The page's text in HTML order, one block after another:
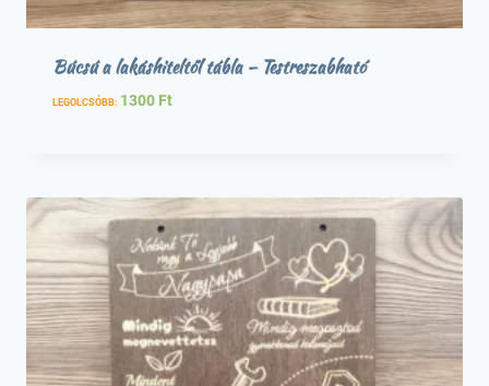
Búcsú a lakáshiteltől tábla – Testreszabható
LEGOLCSÓBB: 1300 Ft